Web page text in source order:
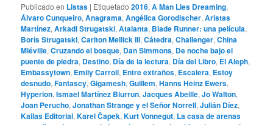
Publicado en Listas | Etiquetado 2016,A Man Lies Dreaming,
Álvaro Cunqueiro,Anagrama,Angélica Gorodischer,Aristas
Martínez,Arkadi Strugatski,Atalanta, Blade Runner: una película,
Borís Strugatski,Carlton Mellick III,Cátedra,Challenger,China
Miéville,Cruzando el bosque, Dan Simmons, De noche bajo el
puente de piedra, Destino, Día de la lectura, Día del Libro, El Aleph,
Embassytown, Emily Carroll, Entre extraños, Escalera, Estoy
desnudo,Fantascy,Gigamesh,Guillem,Hanns Heinz Ewers,
Hyperion,Ismael Martínez Biurrun,Jacques Abeille,Jo Walton,
Joan Perucho,Jonathan Strange y el Señor Norrell,Julián Díez,
Kailas Editorial,Karel Čapek,Kurt Vonnegut, La casa de arenas